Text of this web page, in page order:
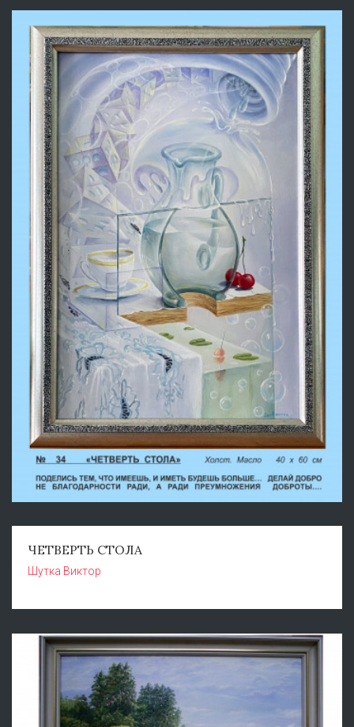
ЧЕТВЕРТЬ СТОЛА
Шутка Виктор